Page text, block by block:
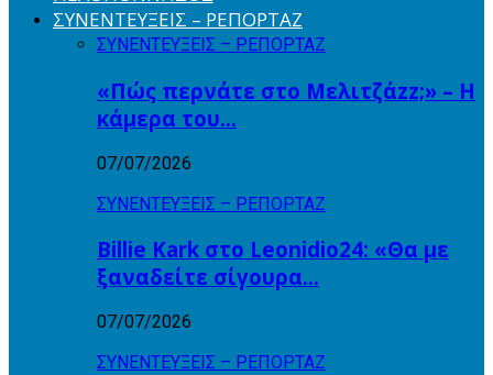
ΣΥΝΕΝΤΕΥΞΕΙΣ – ΡΕΠΟΡΤΑΖ
ΣΥΝΕΝΤΕΥΞΕΙΣ – ΡΕΠΟΡΤΑΖ
«Πώς περνάτε στο Μελιτζάzz;» – Η
κάμερα του…
07/07/2026
ΣΥΝΕΝΤΕΥΞΕΙΣ – ΡΕΠΟΡΤΑΖ
Billie Kark στο Leonidio24: «Θα με
ξαναδείτε σίγουρα…
07/07/2026
ΣΥΝΕΝΤΕΥΞΕΙΣ – ΡΕΠΟΡΤΑΖ